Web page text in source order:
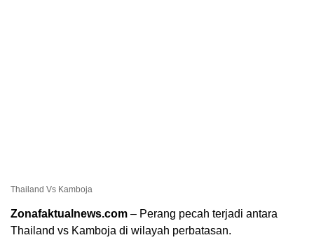
Thailand Vs Kamboja
Zonafaktualnews.com – Perang pecah terjadi antara
Thailand vs Kamboja di wilayah perbatasan.